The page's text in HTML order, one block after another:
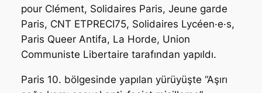
pour Clément, Solidaires Paris, Jeune garde
Paris, CNT ETPRECI75, Solidaires Lycéen·e·s,
Paris Queer Antifa, La Horde, Union
Communiste Libertaire tarafından yapıldı.
Paris 10. bölgesinde yapılan yürüyüşte “Aşırı